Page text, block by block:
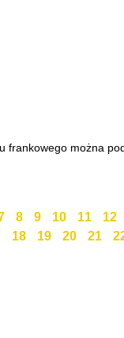
frankowego można
8 9 10 11 12
18 19 20 21